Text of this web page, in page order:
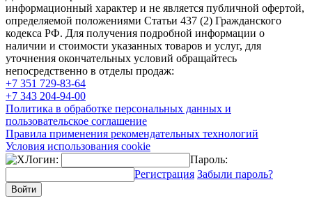
информационный характер и не является публичной офертой,
определяемой положениями Статьи 437 (2) Гражданского
кодекса РФ. Для получения подробной информации о
наличии и стоимости указанных товаров и услуг, для
уточнения окончательных условий обращайтесь
непосредственно в отделы продаж:
+7 351 729-83-64
+7 343 204-94-00
Политика в обработке персональных данных и
пользовательское соглашение
Правила применения рекомендательных технологий
Условия использования cookie
Логин:
Пароль:
Регистрация Забыли пароль?